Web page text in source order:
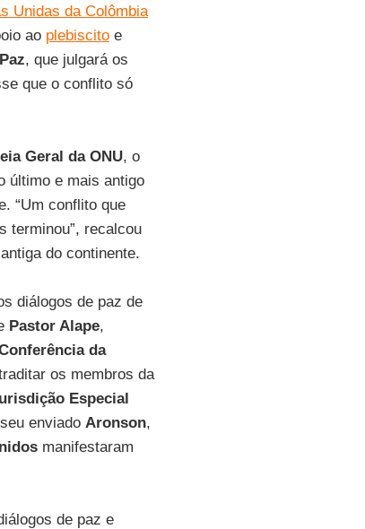
Unidas da Colômbia
ao plebiscitoe
, que julgará os
que o conflito só
Geral da ONU, o
último e mais antigo
“Um conflito que
terminou”, recalcou
do continente.
diálogos de paz de
Pastor Alape,
da
os membros da
Especial
enviado Aronson,
manifestaram
de paz e